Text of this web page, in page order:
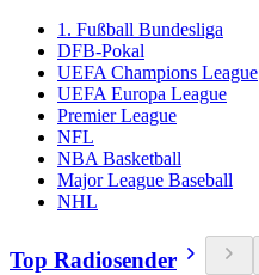
1. Fußball Bundesliga
DFB-Pokal
UEFA Champions League
UEFA Europa League
Premier League
NFL
NBA Basketball
Major League Baseball
NHL
Top Radiosender